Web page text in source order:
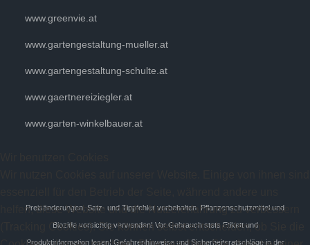
www.greenvie.at
www.gartengestaltung-mueller.at
www.gartengestaltung-schulte.at
www.gaertnereiziegler.at
www.garten-winkelbauer.at
Preisänderungen, Satz- und Tippfehler vorbehalten. Pflanzenschutzmittel und
Biozide vorsichtig verwenden! Vor Gebrauch stets Etikett und
Produktinformation lesen! Gefahrenhinweise und Sicherheitsratschläge in der
helfen, diese Website und die Nutzererfahrung zu verbessern
(Tracking Cookies). Sie können selbst entscheiden, ob Sie die